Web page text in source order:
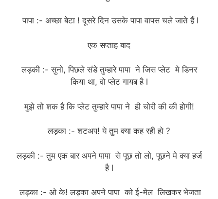
पापा :- अच्छा बेटा ! दूसरे दिन उसके पापा वापस चले जाते हैं l
एक सप्ताह बाद
लड़की :- सुनो, पिछले संडे तुम्हारे पापा ने जिस प्लेट मे डिनर
किया था, वो प्लेट गायब है l
मुझे तो शक है कि प्लेट तुम्हारे पापा ने ही चोरी की की होगी!
लड़का :- शटअप! ये तुम क्या कह रही हो ?
लड़की :- तुम एक बार अपने पापा से पूछ तो लो, पूछने मे क्या हर्ज
है l
लड़का :- ओ के! लड़का अपने पापा को ई-मेल लिखकर भेजता